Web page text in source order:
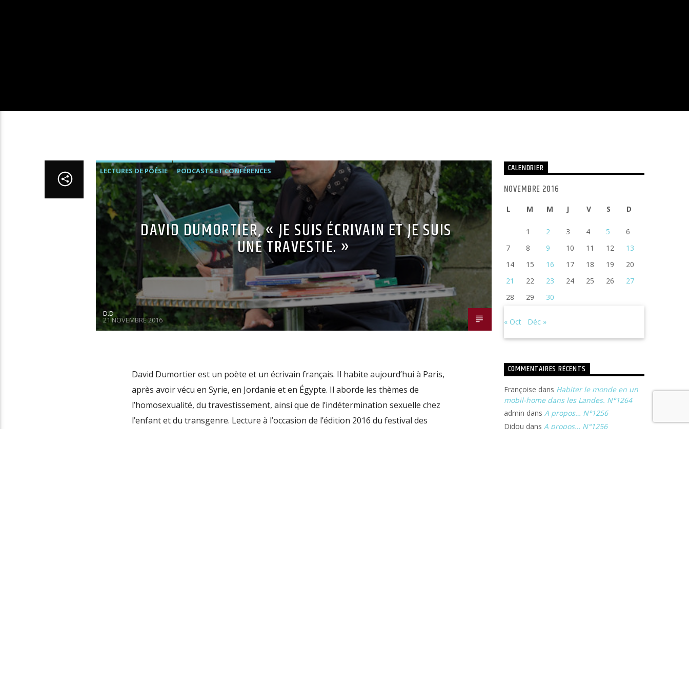
LECTURES DE POÉSIE PODCASTS ET CONFÉRENCES
DAVID DUMORTIER, « JE SUIS ÉCRIVAIN ET JE SUIS
UNE TRAVESTIE. »
D.D
21 NOVEMBRE 2016
David Dumortier est un poète et un écrivain français. Il habite aujourd’hui à Paris,
après avoir vécu en Syrie, en Jordanie et en Égypte. Il aborde les thèmes de
l’homosexualité, du travestissement, ainsi que de l’indétermination sexuelle chez
l’enfant et du transgenre. Lecture à l’occasion de l’édition 2016 du festival des
CALENDRIER
NOVEMBRE 2016
L M M J V S D
1 2 3 4 5
6
7
8 9 10 11 12
13
14
15 16 17 18 19
20
21
22 23 24 25 26
27
28
29 30
« Oct Déc »
COMMENTAIRES RÉCENTS
Françoise dans Habiter le monde en un
mobil-home dans les Landes. N°1264
admin dans A propos… N°1256
Didou dans A propos… N°1256